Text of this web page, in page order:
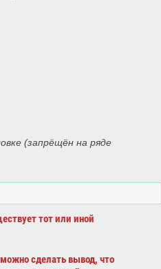
(запрёщён на ряде
тот или иной
сделать вывод, что